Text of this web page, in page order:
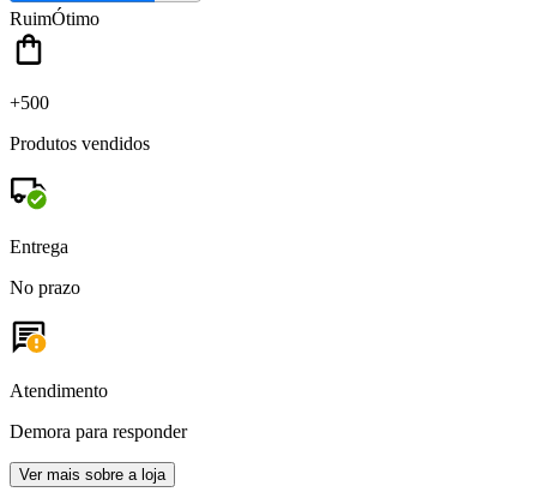
RuimÓtimo
+500
Produtos vendidos
Entrega
No prazo
Atendimento
Demora para responder
Ver mais sobre a loja